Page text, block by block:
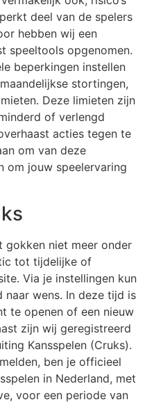
deel van de spelers
hebben wij een
speeltools opgenomen.
beperkingen instellen
stortingen,
Deze limieten zijn
of verlengd
acties tegen te
om van deze
om jouw speelervaring
gokken niet meer onder
tot tijdelijke of
Via je instellingen kun
wens. In deze tijd is
te openen of een nieuw
zijn wij geregistreerd
Kansspelen (Cruks).
ben je officieel
in Nederland, met
voor een periode van